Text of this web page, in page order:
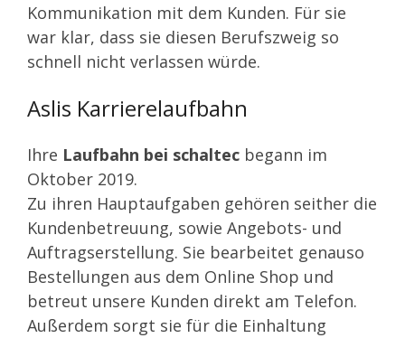
Kommunikation mit dem Kunden. Für sie
war klar, dass sie diesen Berufszweig so
schnell nicht verlassen würde.
Aslis Karrierelaufbahn
Ihre Laufbahn bei schaltec begann im
Oktober 2019.
Zu ihren Hauptaufgaben gehören seither die
Kundenbetreuung, sowie Angebots- und
Auftragserstellung. Sie bearbeitet genauso
Bestellungen aus dem Online Shop und
betreut unsere Kunden direkt am Telefon.
Außerdem sorgt sie für die Einhaltung